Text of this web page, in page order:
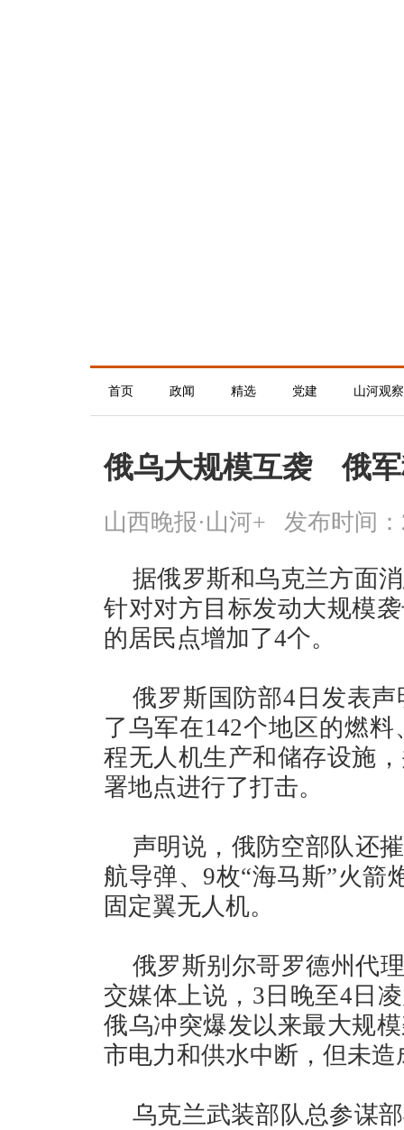
首页 政闻 精选 党建 山河观察
俄乌大规模互袭 俄军
山西晚报·山河+ 发布时间：
据俄罗斯和乌克兰方面
针对对方目标发动大规模
的居民点增加了4个。
俄罗斯国防部4日发表
了乌军在142个地区的燃
程无人机生产和储存设施
署地点进行了打击。
声明说，俄防空部队还
航导弹、9枚“海马斯”火箭
固定翼无人机。
俄罗斯别尔哥罗德州代
交媒体上说，3日晚至4日
俄乌冲突爆发以来最大规
市电力和供水中断，但未
乌克兰武装部队总参谋